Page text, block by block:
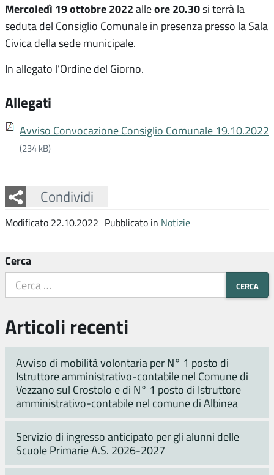
Mercoledì 19 ottobre 2022 alleore 20.30si terrà la
seduta del Consiglio Comunale in presenza presso la Sala
Civica della sede municipale.
In allegato l’Ordine del Giorno.
Allegati
Avviso Convocazione Consiglio Comunale 19.10.2022
(234 kB)
Condividi
Facebook
Twitter
Whatsapp
Modificato 22.10.2022 Pubblicato in Notizie
Cerca
Articoli recenti
Avviso di mobilità volontaria per N° 1 posto di
Istruttore amministrativo-contabile nel Comune di
Vezzano sul Crostolo e di N° 1 posto di Istruttore
amministrativo-contabile nel comune di Albinea
Servizio di ingresso anticipato per gli alunni delle
Scuole Primarie A.S. 2026-2027